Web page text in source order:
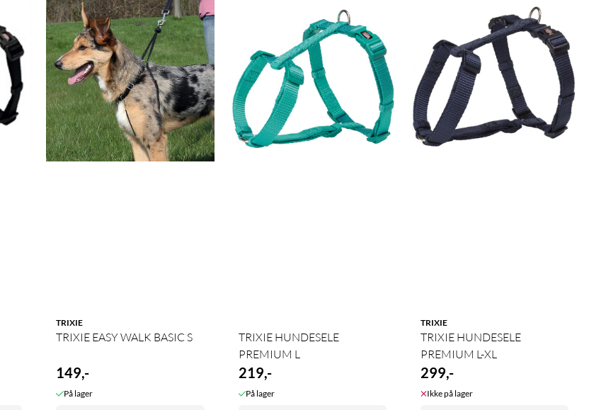
TRIXIE
TRIXIE EASY WALK BASIC S
149,-
På lager
TRIXIE HUNDESELE
PREMIUM L
219,-
På lager
TRIXIE
TRIXIE HUNDESELE
PREMIUM L-XL
299,-
Ikke på lager